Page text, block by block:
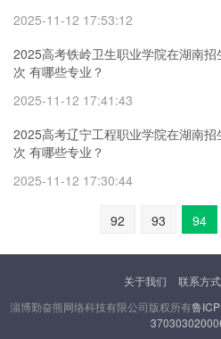
2025-11-12 17:53:12
2025高考铁岭卫生职业学院在湖南招
次 有哪些专业？
2025-11-12 17:41:43
2025高考辽宁工程职业学院在湖南招
次 有哪些专业？
2025-11-12 17:30:44
92 93 94
关于我们 联系方式
淄博勤奋熊网络科技有限公司版权所有鲁